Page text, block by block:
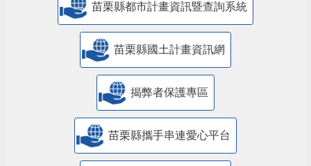
苗栗縣都市計畫資訊暨查詢系統
苗栗縣國土計畫資訊網
揭弊者保護專區
苗栗縣攜手串連愛心平台